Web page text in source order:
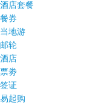
酒店套餐
餐券
当地游
邮轮
酒店
票劵
签证
易起购